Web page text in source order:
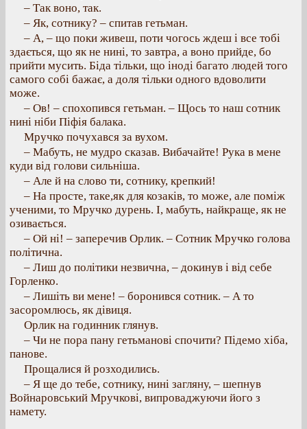
– Так воно, так.
– Як, сотнику? – спитав гетьман.
– А, – що поки живеш, поти чогось ждеш і все тобі
здається, що як не нині, то завтра, а воно прийде, бо
прийти мусить. Біда тільки, що іноді багато людей того
самого собі бажає, а доля тільки одного вдоволити
може.
– Ов! – спохопився гетьман. – Щось то наш сотник
нині ніби Піфія балака.
Мручко почухався за вухом.
– Мабуть, не мудро сказав. Вибачайте! Рука в мене
куди від голови сильніша.
– Але й на слово ти, сотнику, крепкий!
– На просте, таке,як для козаків, то може, але поміж
ученими, то Мручко дурень. І, мабуть, найкраще, як не
озивається.
– Ой ні! – заперечив Орлик. – Сотник Мручко голова
політична.
– Лиш до політики незвична, – докинув і від себе
Горленко.
– Лишіть ви мене! – боронився сотник. – А то
засоромлюсь, як дівиця.
Орлик на годинник глянув.
– Чи не пора пану гетьманові спочити? Підемо хіба,
панове.
Прощалися й розходились.
– Я ще до тебе, сотнику, нині загляну, – шепнув
Войнаровський Мручкові, випроваджуючи його з
намету.